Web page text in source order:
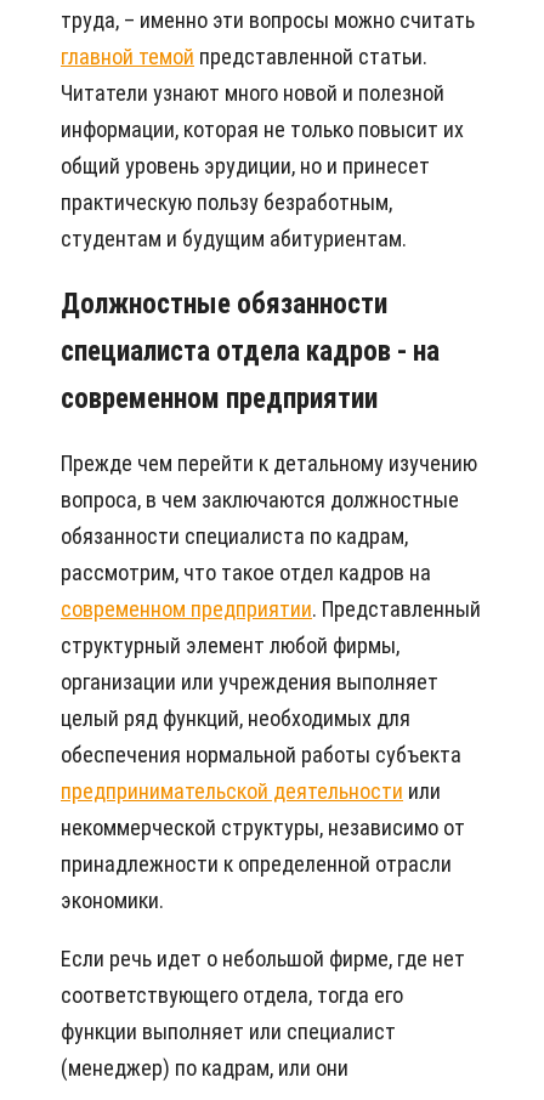
труда, – именно эти вопросы можно считать
главной темой представленной статьи.
Читатели узнают много новой и полезной
информации, которая не только повысит их
общий уровень эрудиции, но и принесет
практическую пользу безработным,
студентам и будущим абитуриентам.
Должностные обязанности
специалиста отдела кадров - на
современном предприятии
Прежде чем перейти к детальному изучению
вопроса, в чем заключаются должностные
обязанности специалиста по кадрам,
рассмотрим, что такое отдел кадров на
современном предприятии. Представленный
структурный элемент любой фирмы,
организации или учреждения выполняет
целый ряд функций, необходимых для
обеспечения нормальной работы субъекта
предпринимательской деятельности или
некоммерческой структуры, независимо от
принадлежности к определенной отрасли
экономики.
Если речь идет о небольшой фирме, где нет
соответствующего отдела, тогда его
функции выполняет или специалист
(менеджер) по кадрам, или они